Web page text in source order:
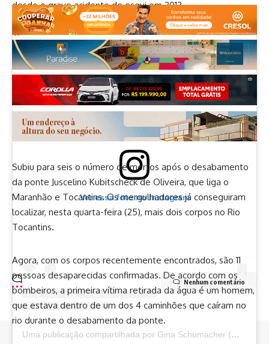
desde o grave acidente de esqui em 2013.
Ver essa foto no Instagram
Uma publicação compartilhada por Gina Schumacher (@gina_schumacher)
Subiu para seis o número de mortos após o desabamento
da ponte Juscelino Kubitscheck de Oliveira, que liga o
Maranhão e Tocantins. Os mergulhadores já conseguiram
localizar, nesta quarta-feira (25), mais dois corpos no Rio
Tocantins.
Agora, com os corpos recentemente encontrados, são 11
pessoas desaparecidas confirmadas. De acordo com os
bombeiros, a primeira vítima retirada da água é um homem,
que estava dentro de um dos 4 caminhões que caíram no
rio durante o desabamento da ponte.
Nenhum comentário